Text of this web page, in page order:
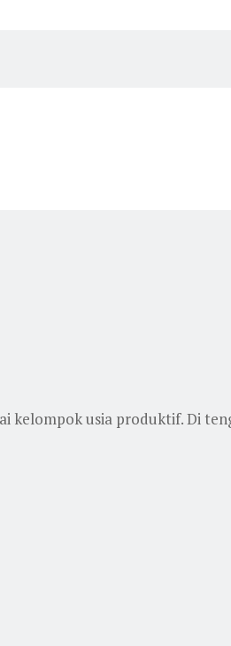
kelompok usia produktif. Di